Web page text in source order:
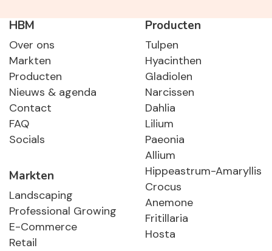
HBM
Over ons
Markten
Producten
Nieuws & agenda
Contact
FAQ
Socials
Markten
Landscaping
Professional Growing
E-Commerce
Retail
Producten
Tulpen
Hyacinthen
Gladiolen
Narcissen
Dahlia
Lilium
Paeonia
Allium
Hippeastrum-Amaryllis
Crocus
Anemone
Fritillaria
Hosta